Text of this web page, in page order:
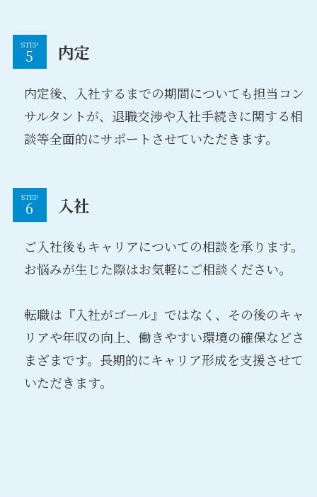
STEP 内定
内定後、入社するまでの期間についても担当コン
サルタントが、退職交渉や入社手続きに関する相
談等全面的にサポートさせていただきます。
STEP 入社
ご入社後もキャリアについての相談を承ります。
お悩みが生じた際はお気軽にご相談ください。
転職は『入社がゴール』ではなく、その後のキャ
リアや年収の向上、働きやすい環境の確保などさ
まざまです。長期的にキャリア形成を支援させて
いただきます。